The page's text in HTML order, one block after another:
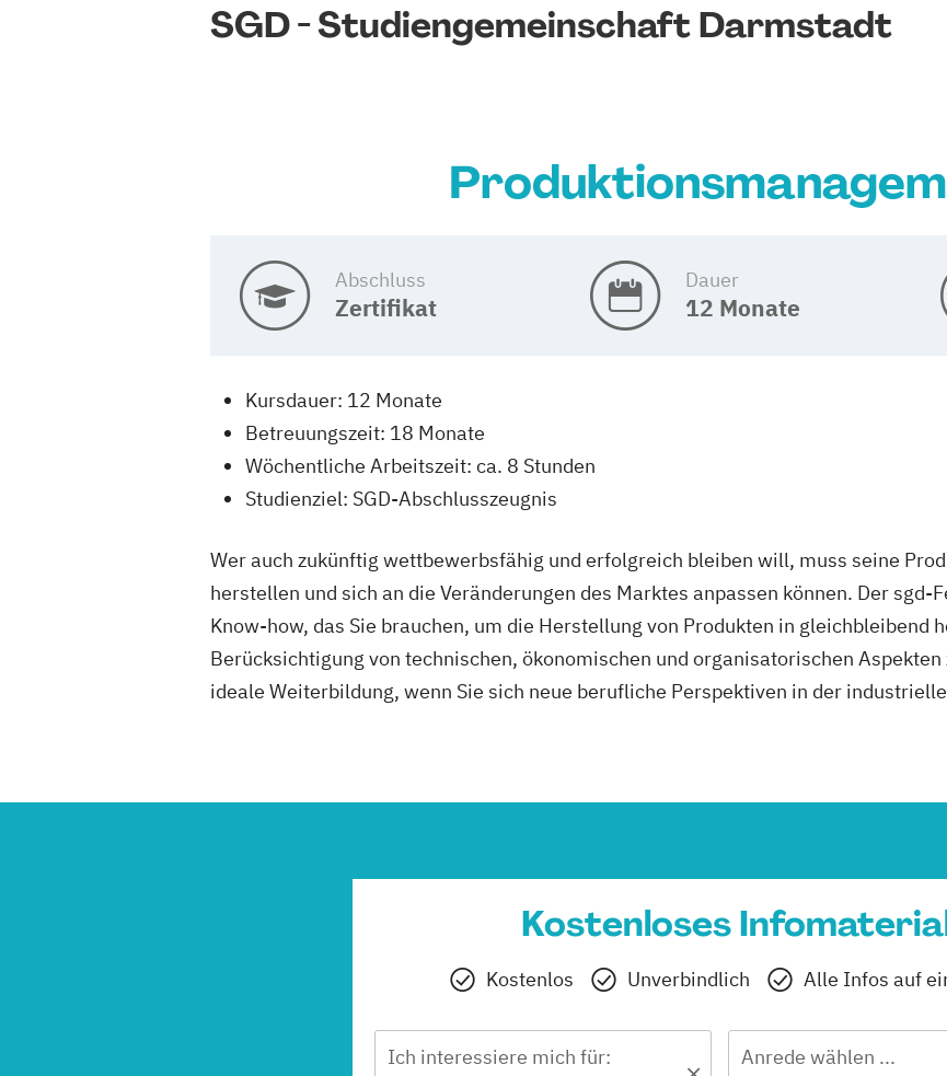
SGD - Studiengemeinschaft Darmstadt
Abschluss
Zertifikat
Dauer
12 Monate
Kursdauer: 12 Monate
Betreuungszeit: 18 Monate
Wöchentliche Arbeitszeit: ca. 8 Stunden
Studienziel: SGD-Abschlusszeugnis
Wer auch zukünftig wettbewerbsfähig und erfolgreich bleiben will, muss seine
herstellen und sich an die Veränderungen des Marktes anpassen können. Der
Know-how, das Sie brauchen, um die Herstellung von Produkten in gleichbleibend
Berücksichtigung von technischen, ökonomischen und organisatorischen Aspekten
ideale Weiterbildung, wenn Sie sich neue berufliche Perspektiven in der
Kostenloses
Kostenlos Unverbindlich Alle Infos auf
Ich interessiere mich für:
Anrede wählen ...